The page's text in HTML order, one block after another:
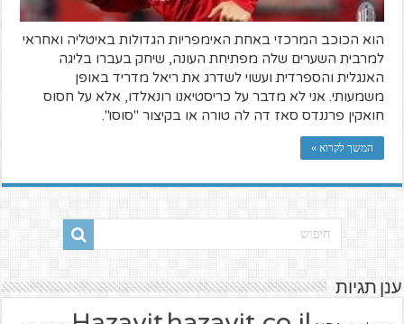
הוא הכוכב המרכזי באחת האימפריות הגדולות באיטליה ואחראי
למרבית השערים שלה מפתיחת העונה, שיחק בעברו בליגה
האנגלית והספרדית ועשוי לשדרג את ריאל מדריד באופן
משמעותי. אני לא מדבר על כריסטיאנו רונאלדו, אלא על חסוס
חואקין פרננדס סאז דה לה טורה או בקיצור "סוסו".
המשך לקרוא »
ענן תגיות